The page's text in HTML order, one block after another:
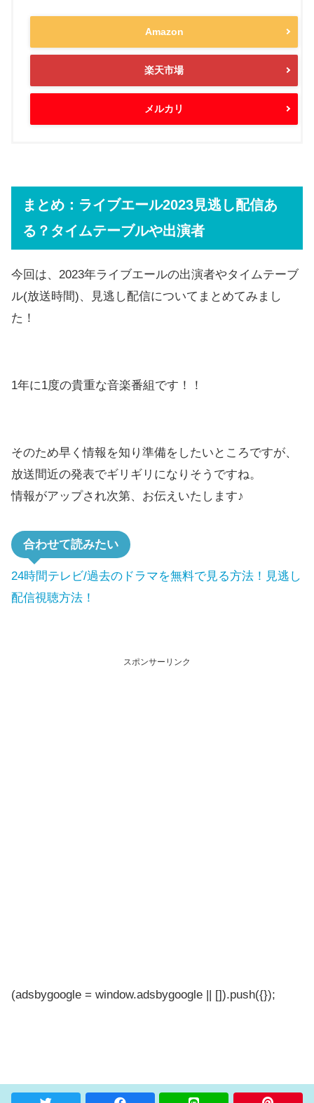
Amazon
楽天市場
メルカリ
まとめ：ライブエール2023見逃し配信あ
る？タイムテーブルや出演者
今回は、2023年ライブエールの出演者やタイムテーブ
ル(放送時間)、見逃し配信についてまとめてみまし
た！
1年に1度の貴重な音楽番組です！！
そのため早く情報を知り準備をしたいところですが、
放送間近の発表でギリギリになりそうですね。
情報がアップされ次第、お伝えいたします♪
合わせて読みたい
24時間テレビ/過去のドラマを無料で見る方法！見逃し
配信視聴方法！
スポンサーリンク
(adsbygoogle = window.adsbygoogle || []).push({});